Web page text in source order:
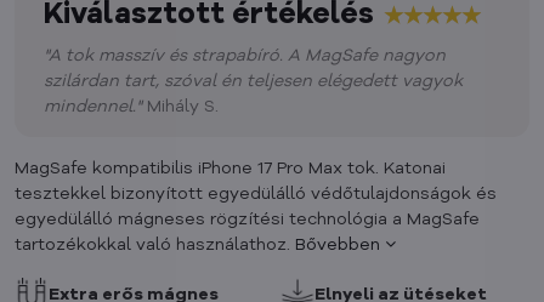
Kiválasztott értékelés
"A tok masszív és strapabíró. A MagSafe nagyon
szilárdan tart, szóval én teljesen elégedett vagyok
mindennel." Mihály S.
MagSafe kompatibilis iPhone 17 Pro Max tok. Katonai
tesztekkel bizonyított egyedülálló védőtulajdonságok és
egyedülálló mágneses rögzítési technológia a MagSafe
tartozékokkal való használathoz. Bővebben
Extra erős mágnes Elnyeli az ütéseket